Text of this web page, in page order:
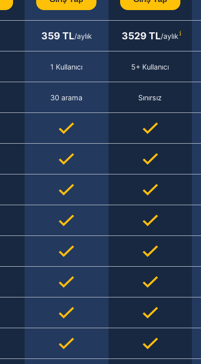
359 TL/aylık 3529 TL/aylık
1 Kullanıcı 5+ Kullanıcı
30 arama Sınırsız